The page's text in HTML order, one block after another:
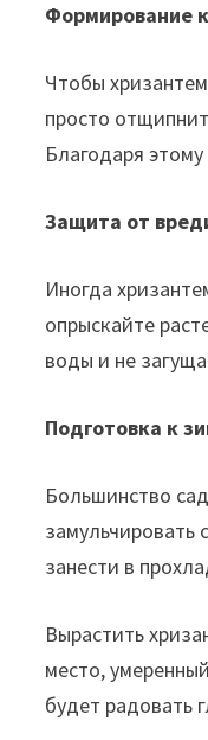
Формирование
Чтобы
просто
Благодаря
Защита от
Иногда
опрыскайте
воды и не
Подготовка к
Большинство
замульчировать
занести в
Вырастить
место,
будет радовать